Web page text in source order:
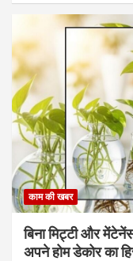
काम की खबर
बिना मिट्टी और
अपने होम डेकोर का